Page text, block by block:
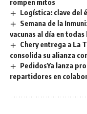
rompen mitos
Logística: clave del
Semana de la
vacunas al día en
Chery entrega a La
consolida su alianza
PedidosYa lanza
repartidores en